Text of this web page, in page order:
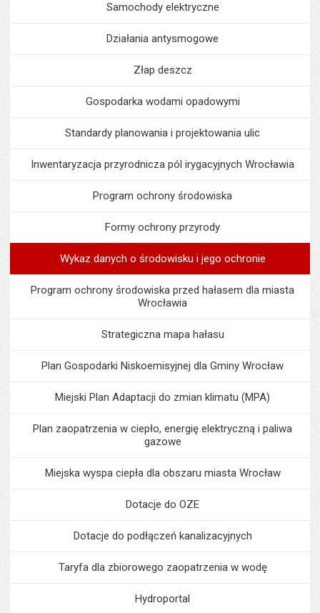
Samochody elektryczne
Działania antysmogowe
Złap deszcz
Gospodarka wodami opadowymi
Standardy planowania i projektowania ulic
Inwentaryzacja przyrodnicza pól irygacyjnych Wrocławia
Program ochrony środowiska
Formy ochrony przyrody
Wykaz danych o środowisku i jego ochronie
Program ochrony środowiska przed hałasem dla miasta
Wrocławia
Strategiczna mapa hałasu
Plan Gospodarki Niskoemisyjnej dla Gminy Wrocław
Miejski Plan Adaptacji do zmian klimatu (MPA)
Plan zaopatrzenia w ciepło, energię elektryczną i paliwa
gazowe
Miejska wyspa ciepła dla obszaru miasta Wrocław
Dotacje do OZE
Dotacje do podłączeń kanalizacyjnych
Taryfa dla zbiorowego zaopatrzenia w wodę
Hydroportal